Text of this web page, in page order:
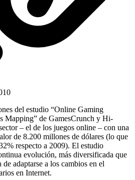
del estudio “Online Gaming
Mapping” de GamesCrunch y Hi-
– el de los juegos online – con una
de 8.200 millones de dólares (lo que
respecto a 2009). El estudio
evolución, más diversificada que
adaptarse a los cambios en el
en Internet.